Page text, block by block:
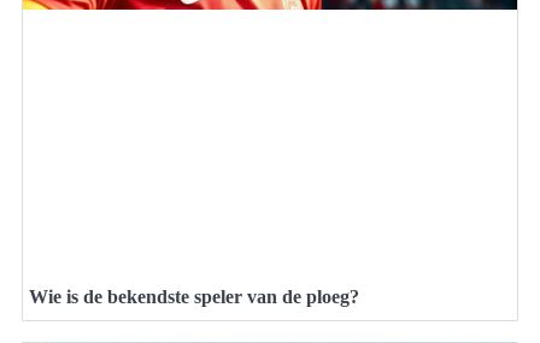
Wie is de bekendste speler van de ploeg?